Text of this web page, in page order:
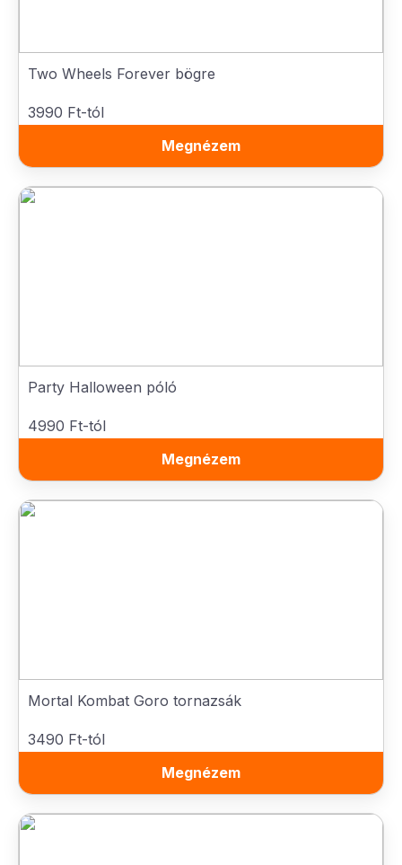
Two Wheels Forever bögre
3990 Ft-tól
Megnézem
Party Halloween póló
4990 Ft-tól
Megnézem
Mortal Kombat Goro tornazsák
3490 Ft-tól
Megnézem